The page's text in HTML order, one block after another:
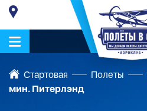
Стартовая Полеты
мин. Питерлэнд